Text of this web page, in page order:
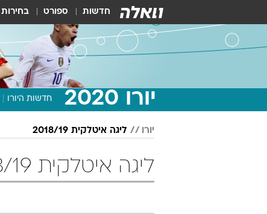
חדשות ספורט בחירות
יורו 2020 חדשות היורו
יורו ליגה איטלקית 2018/19
ליגה איטלקית 2018/19 מחזור 4 כדורגל